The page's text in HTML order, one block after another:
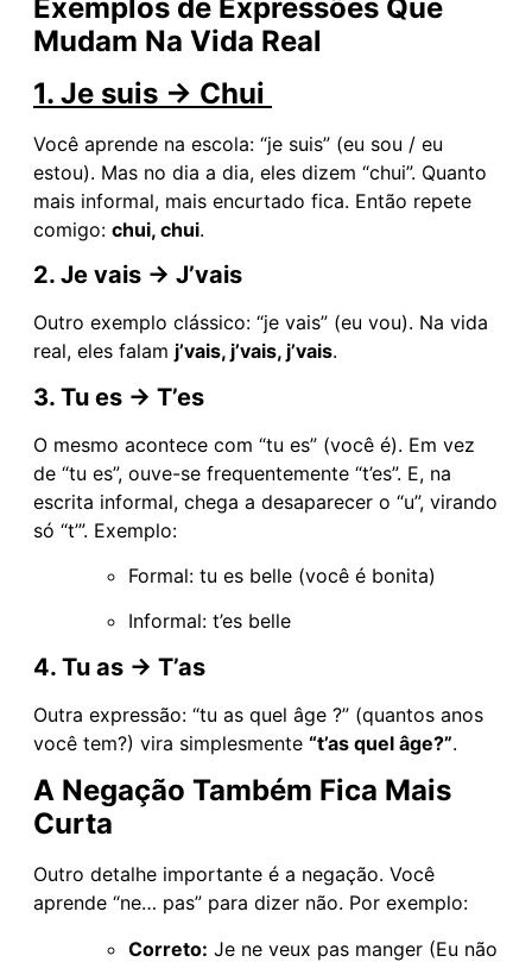
Exemplos de Expressões Que
Mudam Na Vida Real
1. Je suis → Chui
Você aprende na escola: “je suis” (eu sou / eu
estou). Mas no dia a dia, eles dizem “chui”. Quanto
mais informal, mais encurtado fica. Então repete
comigo: chui, chui.
2. Je vais → J’vais
Outro exemplo clássico: “je vais” (eu vou). Na vida
real, eles falam j’vais, j’vais, j’vais.
3. Tu es → T’es
O mesmo acontece com “tu es” (você é). Em vez
de “tu es”, ouve-se frequentemente “t’es”. E, na
escrita informal, chega a desaparecer o “u”, virando
só “t’”. Exemplo:
Formal: tu es belle (você é bonita)
Informal: t’es belle
4. Tu as → T’as
Outra expressão: “tu as quel âge ?” (quantos anos
você tem?) vira simplesmente “t’as quel âge?”.
A Negação Também Fica Mais
Curta
Outro detalhe importante é a negação. Você
aprende “ne… pas” para dizer não. Por exemplo:
Correto: Je ne veux pas manger (Eu não